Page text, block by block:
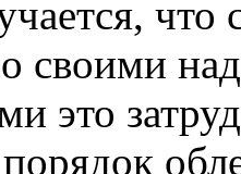
своими
это